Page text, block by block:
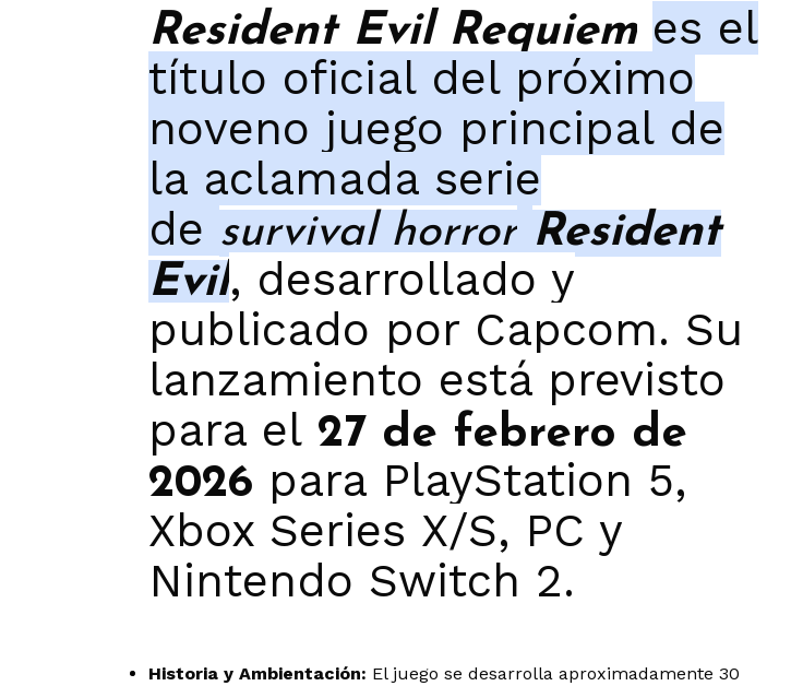
Resident Evil Requiem es el
título oficial del próximo
noveno juego principal de
la aclamada serie
de survival horror Resident
Evil, desarrollado y
publicado por Capcom. Su
lanzamiento está previsto
para el 27 de febrero de
2026 para PlayStation 5,
Xbox Series X/S, PC y
Nintendo Switch 2.
Historia y Ambientación: El juego se desarrolla aproximadamente 30